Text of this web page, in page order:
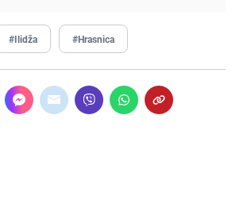
#Ilidža #Hrasnica